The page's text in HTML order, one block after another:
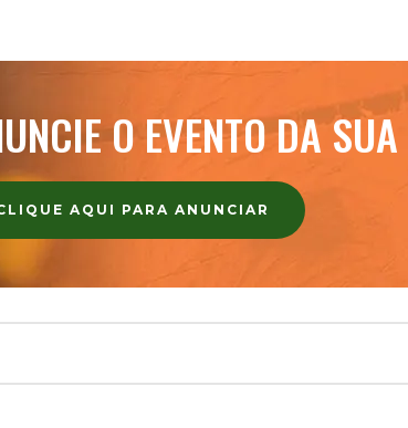
O EVENTO DA
AQUI PARA ANUNCIAR